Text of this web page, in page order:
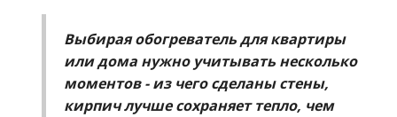
Выбирая обогреватель для квартиры
или дома нужно учитывать несколько
моментов - из чего сделаны стены,
кирпич лучше сохраняет тепло, чем